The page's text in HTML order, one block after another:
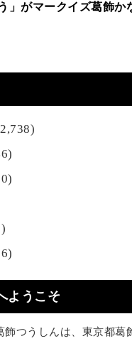
」がマークイズ葛飾か
ようこそ
飾つうしんは、東京都葛